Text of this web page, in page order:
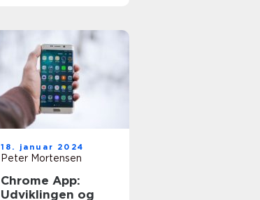
18. januar 2024
Peter Mortensen
Chrome App:
Udviklingen og